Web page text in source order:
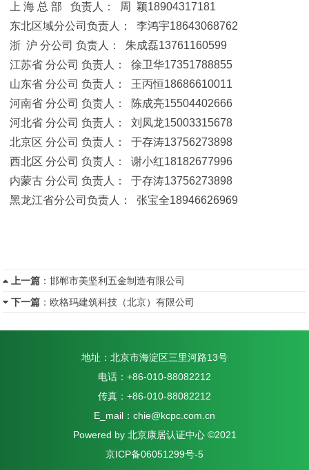
上 海 总 部 负责人： 周 颖18904317181
东北区域分公司负责人： 李鸿宇18643068762
浙 沪 分公司 负责人： 朱成磊13761160599
江苏省 分公司 负责人： 徐卫华17351788855
山东省 分公司 负责人： 王丙恒18686610011
河南省 分公司 负责人： 陈成亮15504402666
河北省 分公司 负责人： 刘凤龙15003315678
北京区 分公司 负责人： 于存涛13756273898
西北区 分公司 负责人： 谢小红18182677996
内蒙古 分公司 负责人： 于存涛13756273898
黑龙江省分公司负责人： 张宝全18946626969
上一篇 ：邯郸市美坚利五金制造有限公司
下一篇 ：欧格玛建筑科技（北京）有限公司
地址：北京市海淀区三里河路13号
电话：+86-010-88082212
传真：+86-010-88082212
E_mail：chie@kcpc.com.cn
Powered by 北京康居认证中心 ©2021
京ICP备06051299号-5